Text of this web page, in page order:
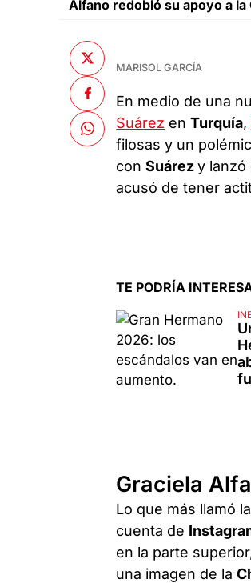
Alfano redobló su apoyo a la
MARISOL GARCÍA
En medio de una
Suárez enTurquía,
filosas y un
conSuárezy
acusó de tener
TE PODRÍA
Graciela
Lo que más llamó
cuenta de
en la parte
una imagen de la